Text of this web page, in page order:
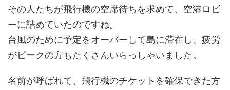
その人たちが飛行機の空席待ちを求めて、空港ロビ
ーに詰めていたのですね。
台風のために予定をオーバーして島に滞在し、疲労
がピークの方もたくさんいらっしゃいました。
名前が呼ばれて、飛行機のチケットを確保できた方